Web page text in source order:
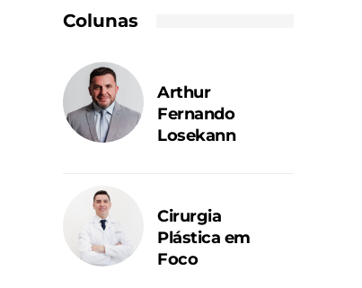
Colunas
Arthur
Fernando
Losekann
Cirurgia
Plástica em
Foco